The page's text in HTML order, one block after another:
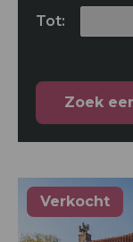
Tot:
Verkocht